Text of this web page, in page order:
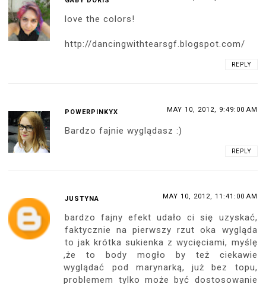
love the colors!
http://dancingwithtearsgf.blogspot.com/
REPLY
POWERPINKYX MAY 10, 2012, 9:49:00 AM
Bardzo fajnie wyglądasz :)
REPLY
JUSTYNA MAY 10, 2012, 11:41:00 AM
bardzo fajny efekt udało ci się uzyskać,
faktycznie na pierwszy rzut oka wygląda
to jak krótka sukienka z wycięciami, myślę
,że to body mogło by też ciekawie
wyglądać pod marynarką, już bez topu,
problemem tylko może być dostosowanie